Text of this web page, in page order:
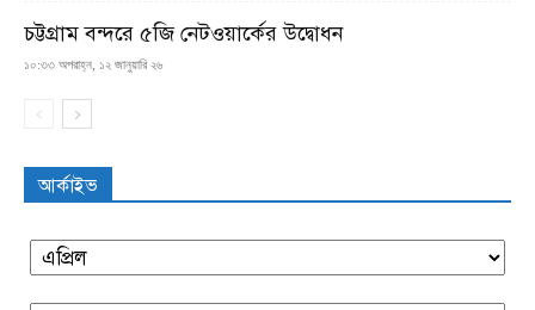
চট্টগ্রাম বন্দরে ৫জি নেটওয়ার্কের উদ্বোধন
১০:৩৩ অপরাহ্ন, ১২ জানুয়ারি ২৬
আর্কাইভ